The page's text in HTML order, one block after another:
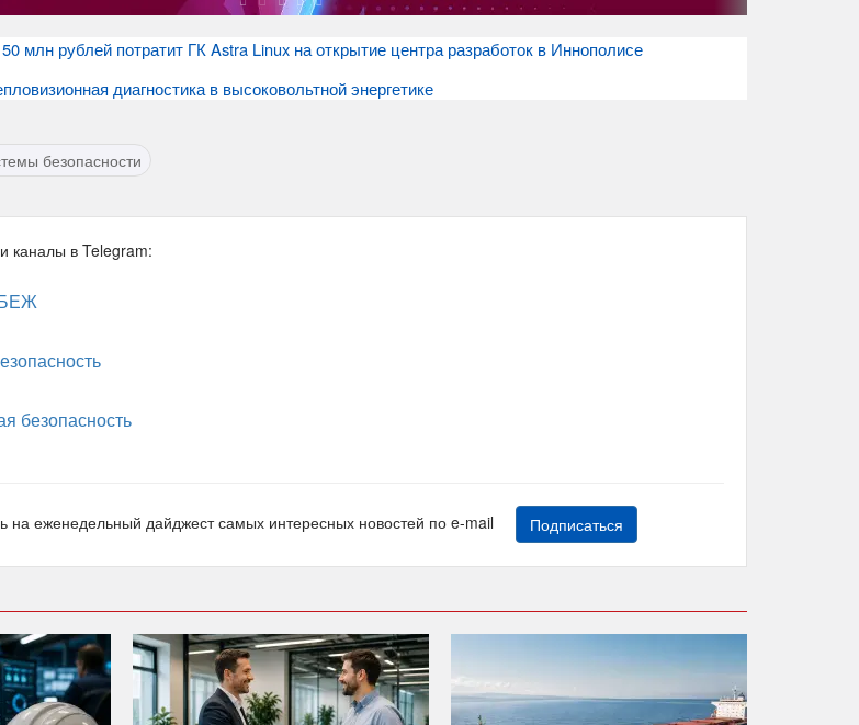
млн рублей потратит ГК Astra Linux на открытие центра разработок в Иннополисе
диагностика в высоковольтной энергетике
безопасности
каналы в Telegram:
безопасность
на еженедельный дайджест самых интересных новостей по e-mail Подписаться